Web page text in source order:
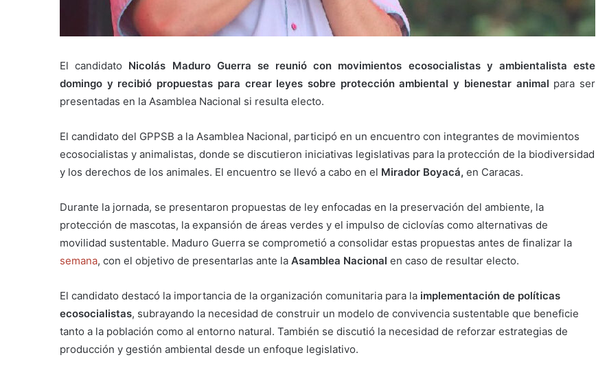
El candidato Nicolás Maduro Guerra se reunió con movimientos ecosocialistas y ambientalista este
domingo y recibió propuestas para crear leyes sobre protección ambiental y bienestar animal para ser
presentadas en la Asamblea Nacional si resulta electo.
El candidato del GPPSB a la Asamblea Nacional, participó en un encuentro con integrantes de movimientos
ecosocialistas y animalistas, donde se discutieron iniciativas legislativas para la protección de la biodiversidad
y los derechos de los animales. El encuentro se llevó a cabo en el Mirador Boyacá, en Caracas.
Durante la jornada, se presentaron propuestas de ley enfocadas en la preservación del ambiente, la
protección de mascotas, la expansión de áreas verdes y el impulso de ciclovías como alternativas de
movilidad sustentable. Maduro Guerra se comprometió a consolidar estas propuestas antes de finalizar la
semana, con el objetivo de presentarlas ante la Asamblea Nacional en caso de resultar electo.
El candidato destacó la importancia de la organización comunitaria para la implementación de políticas
ecosocialistas, subrayando la necesidad de construir un modelo de convivencia sustentable que beneficie
tanto a la población como al entorno natural. También se discutió la necesidad de reforzar estrategias de
producción y gestión ambiental desde un enfoque legislativo.